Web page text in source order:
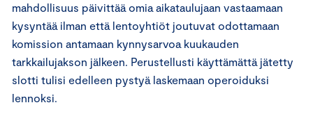
mahdollisuus päivittää omia aikataulujaan vastaamaan
kysyntää ilman että lentoyhtiöt joutuvat odottamaan
komission antamaan kynnysarvoa kuukauden
tarkkailujakson jälkeen. Perustellusti käyttämättä jätetty
slotti tulisi edelleen pystyä laskemaan operoiduksi
lennoksi.